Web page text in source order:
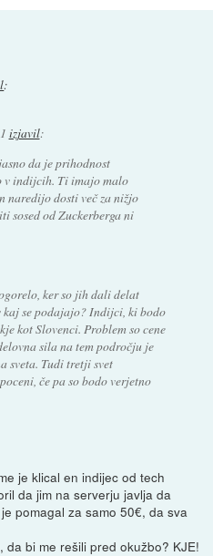
:
izjavil:
da je prihodnost
indijcih. Ti imajo malo
naredijo dosti več za nižjo
sosed od Zuckerberga ni
ker so jih dali delat
se podajajo? Indijci, ki bodo
kot Slovenci. Problem so cene
sila na tem področju je
sveta. Tudi tretji svet
če pa so bodo verjetno
je klical en indijec od tech
da jim na serverju javlja da
pomagal za samo 50€, da sva
bi me rešili pred okužbo? KJE!